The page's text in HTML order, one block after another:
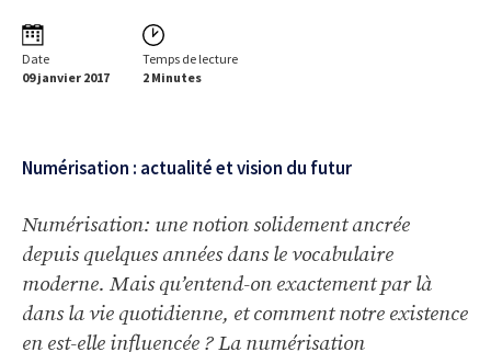
Date
09 janvier 2017
Temps de lecture
2 Minutes
Numérisation : actualité et vision du futur
Numérisation: une notion solidement ancrée
depuis quelques années dans le vocabulaire
moderne. Mais qu’entend-on exactement par là
dans la vie quotidienne, et comment notre existence
en est-elle influencée ? La numérisation